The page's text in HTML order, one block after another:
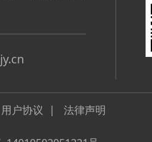
用户协议 | 法律声明